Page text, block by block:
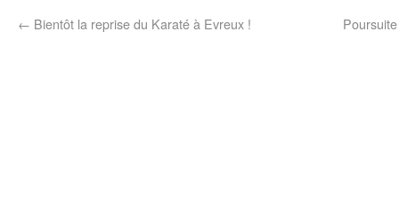
← Bientôt la reprise du Karaté à Evreux !